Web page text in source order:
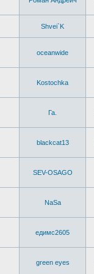
Shvei`K
oceanwide
Kostochka
Га.
blackcat13
SEV-OSAGO
NaSa
едимс2605
green eyes